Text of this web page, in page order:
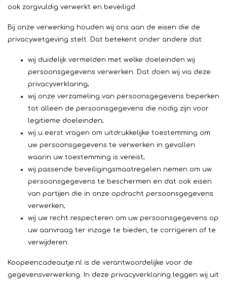
ook zorgvuldig verwerkt en beveiligd.
Bij onze verwerking houden wij ons aan de eisen die de
privacywetgeving stelt. Dat betekent onder andere dat:
wij duidelijk vermelden met welke doeleinden wij
persoonsgegevens verwerken. Dat doen wij via deze
privacyverklaring;
​wij onze verzameling van persoonsgegevens beperken
tot alleen de persoonsgegevens die nodig zijn voor
legitieme doeleinden;
​wij u eerst vragen om uitdrukkelijke toestemming om
uw persoonsgegevens te verwerken in gevallen
waarin uw toestemming is vereist;
wij passende beveiligingsmaatregelen nemen om uw
persoonsgegevens te beschermen en dat ook eisen
van partijen die in onze opdracht persoonsgegevens
verwerken;
wij uw recht respecteren om uw persoonsgegevens op
uw aanvraag ter inzage te bieden, te corrigeren of te
verwijderen.
Koopeencadeautje.nl is de verantwoordelijke voor de
gegevensverwerking. In deze privacyverklaring leggen wij uit